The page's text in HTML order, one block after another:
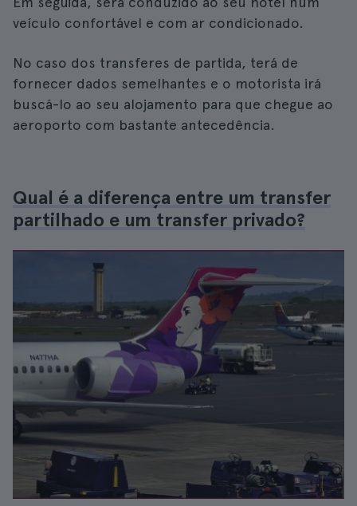
veículo confortável e com ar condicionado.
No caso dos transferes de partida, terá de
fornecer dados semelhantes e o motorista irá
buscá-lo ao seu alojamento para que chegue ao
aeroporto com bastante antecedência.
Qual é a diferença entre um transfer
partilhado e um transfer privado?